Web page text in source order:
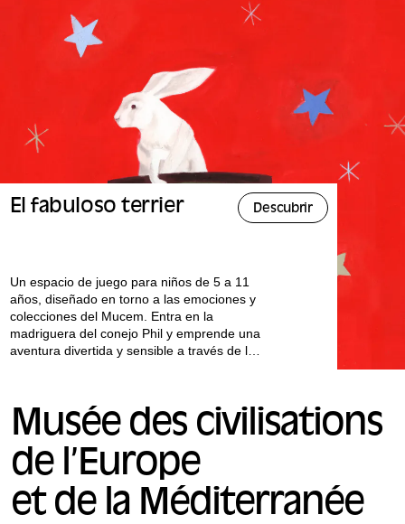
El fabuloso terrier Descubrir
Un espacio de juego para niños de 5 a 11
años, diseñado en torno a las emociones y
colecciones del Mucem. Entra en la
madriguera del conejo Phil y emprende una
aventura divertida y sensible a través de la
francés.
Musée des civilisations
de l’Europe
et de la Méditerranée